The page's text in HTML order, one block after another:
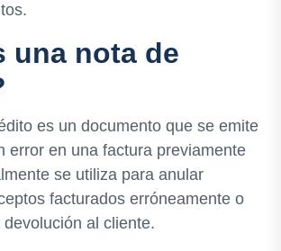
una nota de
es un documento que se emite
error en una factura previamente
se utiliza para anular
facturados erróneamente o
al cliente.